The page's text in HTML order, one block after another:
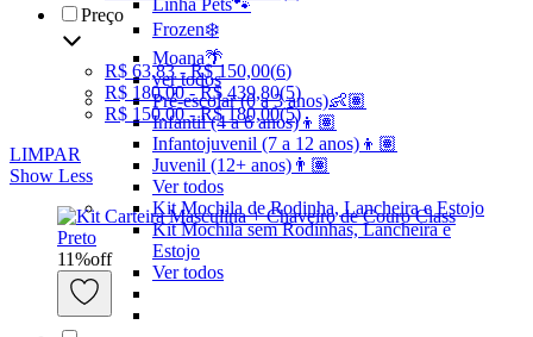
Frozen❄️
Moana🌴
ver todos
Pré-escolar (0 a 3 anos)👶🏽
Infantil (4 a 6 anos)👦🏽
Infantojuvenil (7 a 12 anos)👦🏽
Juvenil (12+ anos)👨🏽
Ver todos
Kit Mochila de Rodinha, Lancheira e Estojo
Kit Mochila sem Rodinhas, Lancheira e
Estojo
Ver todos
Preço
R$ 63,83 - R$ 150,00(6)
R$ 180,00 - R$ 439,80(5)
R$ 150,00 - R$ 180,00(5)
LIMPAR
Show Less
11%off